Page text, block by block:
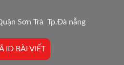
Sơn Trà Tp.Đà nẵng
ID BÀI VIẾT